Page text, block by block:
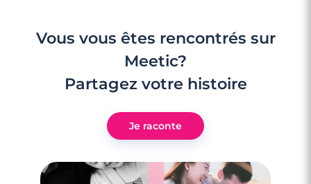
Vous vous êtes rencontrés sur
Meetic?
Partagez votre histoire
Je raconte